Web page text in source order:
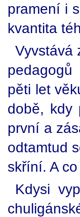
pramení i
kvantita
Vyvstává
pěti let
době, kdy
první a
odtamtud
skříní. A
Kdysi